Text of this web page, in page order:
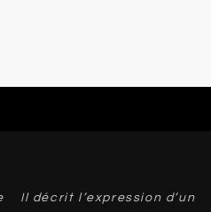
Il décrit l’expression d’un